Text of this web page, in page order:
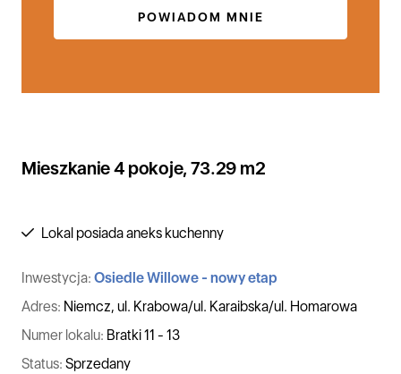
POWIADOM MNIE
Mieszkanie 4 pokoje, 73.29 m2
Lokal posiada aneks kuchenny
Inwestycja: Osiedle Willowe - nowy etap
Adres: Niemcz, ul. Krabowa/ul. Karaibska/ul. Homarowa
Numer lokalu: Bratki 11 - 13
Status: Sprzedany